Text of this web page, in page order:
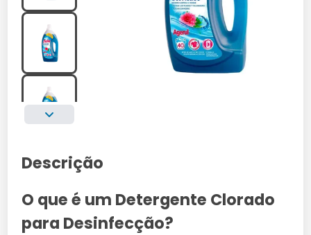
Descrição
O que é um Detergente Clorado
para Desinfecção?